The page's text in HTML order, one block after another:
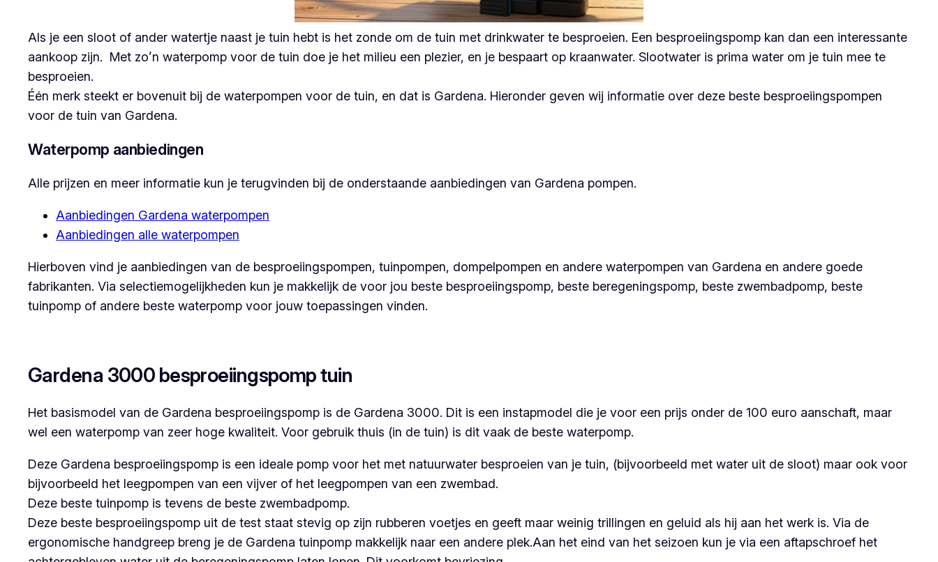
Als je een sloot of ander watertje naast je tuin hebt is het zonde om de tuin met drinkwater te besproeien. Een besproeiingspomp kan dan een interessante
aankoop zijn. Met zo’n waterpomp voor de tuin doe je het milieu een plezier, en je bespaart op kraanwater. Slootwater is prima water om je tuin mee te
besproeien.
Één merk steekt er bovenuit bij de waterpompen voor de tuin, en dat is Gardena. Hieronder geven wij informatie over deze beste besproeiingspompen
voor de tuin van Gardena.
Waterpomp aanbiedingen
Alle prijzen en meer informatie kun je terugvinden bij de onderstaande aanbiedingen van Gardena pompen.
Aanbiedingen Gardena waterpompen
Aanbiedingen alle waterpompen
Hierboven vind je aanbiedingen van de besproeiingspompen, tuinpompen, dompelpompen en andere waterpompen van Gardena en andere goede
fabrikanten. Via selectiemogelijkheden kun je makkelijk de voor jou beste besproeiingspomp, beste beregeningspomp, beste zwembadpomp, beste
tuinpomp of andere beste waterpomp voor jouw toepassingen vinden.
Gardena 3000 besproeiingspomp tuin
Het basismodel van de Gardena besproeiingspomp is de Gardena 3000. Dit is een instapmodel die je voor een prijs onder de 100 euro aanschaft, maar
wel een waterpomp van zeer hoge kwaliteit. Voor gebruik thuis (in de tuin) is dit vaak de beste waterpomp.
Deze Gardena besproeiingspomp is een ideale pomp voor het met natuurwater besproeien van je tuin, (bijvoorbeeld met water uit de sloot) maar ook voor
bijvoorbeeld het leegpompen van een vijver of het leegpompen van een zwembad.
Deze beste tuinpomp is tevens de beste zwembadpomp.
Deze beste besproeiingspomp uit de test staat stevig op zijn rubberen voetjes en geeft maar weinig trillingen en geluid als hij aan het werk is. Via de
ergonomische handgreep breng je de Gardena tuinpomp makkelijk naar een andere plek.Aan het eind van het seizoen kun je via een aftapschroef het